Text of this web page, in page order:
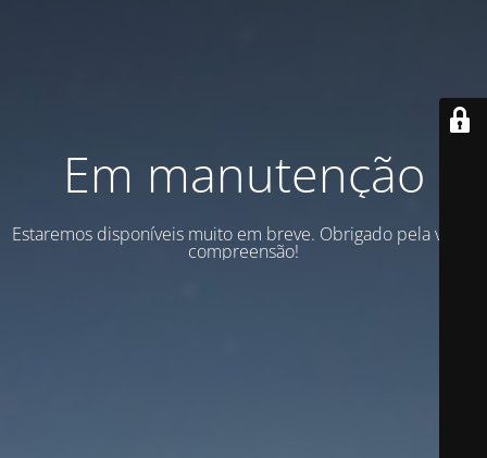
Em manutenção
Estaremos disponíveis muito em breve. Obrigado pela vossa
compreensão!